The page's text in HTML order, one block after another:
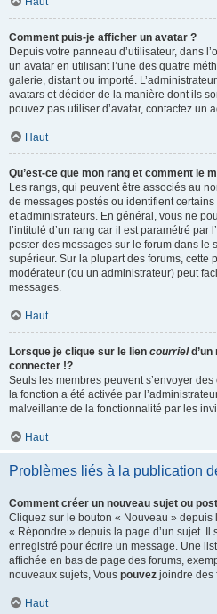
Comment puis-je afficher un avatar ?
Depuis votre panneau d’utilisateur, dans
un avatar en utilisant l’une des quatre
galerie, distant ou importé.
avatars et décider de la manière dont ils
pouvez pas utiliser d’avatar, contactez un
Haut
Qu’est-ce que mon rang et comment le
Les rangs, qui peuvent être associés au
de messages postés ou identifient
et administrateurs. En général, vous ne
l’intitulé d’un rang car il est paramétré par
poster des messages sur le forum dans le
supérieur. Sur la plupart des forums, cette
modérateur (ou un administrateur) peut
messages.
Haut
Lorsque je clique sur le lien courrield’un
connecter !?
Seuls les membres peuvent s’envoyer
la fonction a été activée par
malveillante de la fonctionnalité par les
Haut
Problèmes liés à la publication
Comment créer un nouveau sujet ou
Cliquez sur le bouton « Nouveau » depuis
« Répondre » depuis la page d’un sujet. Il
enregistré pour écrire un message. Une
affichée en bas de page des forums,
nouveaux sujets, Vous pouvez joindre des
Haut